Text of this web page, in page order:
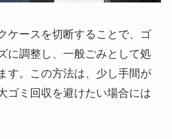
ケースを切断することで、ゴ
に調整し、一般ごみとして処
す。この方法は、少し手間が
ゴミ回収を避けたい場合には